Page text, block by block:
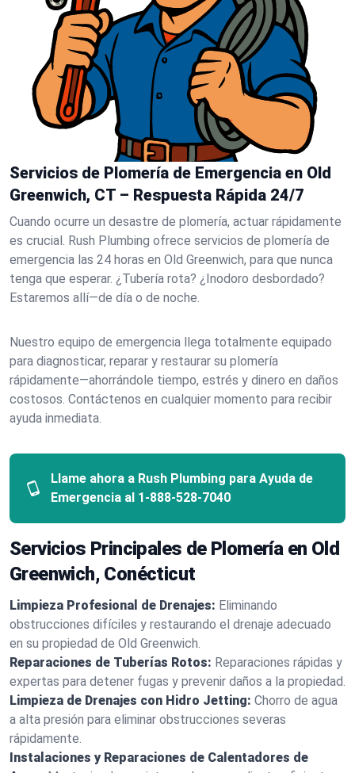
Servicios de Plomería de Emergencia en Old
Greenwich, CT – Respuesta Rápida 24/7
Cuando ocurre un desastre de plomería, actuar rápidamente
es crucial. Rush Plumbing ofrece servicios de plomería de
emergencia las 24 horas en Old Greenwich, para que nunca
tenga que esperar. ¿Tubería rota? ¿Inodoro desbordado?
Estaremos allí—de día o de noche.
Nuestro equipo de emergencia llega totalmente equipado
para diagnosticar, reparar y restaurar su plomería
rápidamente—ahorrándole tiempo, estrés y dinero en daños
costosos. Contáctenos en cualquier momento para recibir
ayuda inmediata.
Llame ahora a Rush Plumbing para Ayuda de
Emergencia al 1-888-528-7040
Servicios Principales de Plomería en Old
Greenwich, Conécticut
Limpieza Profesional de Drenajes: Eliminando
obstrucciones difíciles y restaurando el drenaje adecuado
en su propiedad de Old Greenwich.
Reparaciones de Tuberías Rotos: Reparaciones rápidas y
expertas para detener fugas y prevenir daños a la propiedad.
Limpieza de Drenajes con Hidro Jetting: Chorro de agua
a alta presión para eliminar obstrucciones severas
rápidamente.
Instalaciones y Reparaciones de Calentadores de